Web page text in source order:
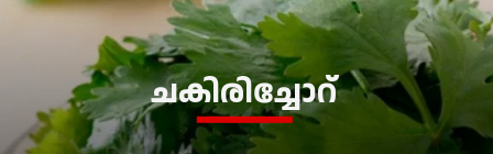
ചകിരിച്ചോറ്